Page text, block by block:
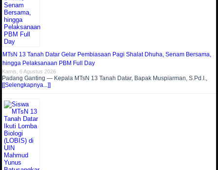
MTsN 13 Tanah Datar Gelar Pembiasaan Pagi Shalat Dhuha, Senam Bersama,
hingga Pelaksanaan PBM Full Day
Kamis, 6 Agustus 2026
Padang Ganting — Kepala MTsN 13 Tanah Datar, Bapak Muspiarman, S.Pd.I.,
[[Selengkapnya...]]